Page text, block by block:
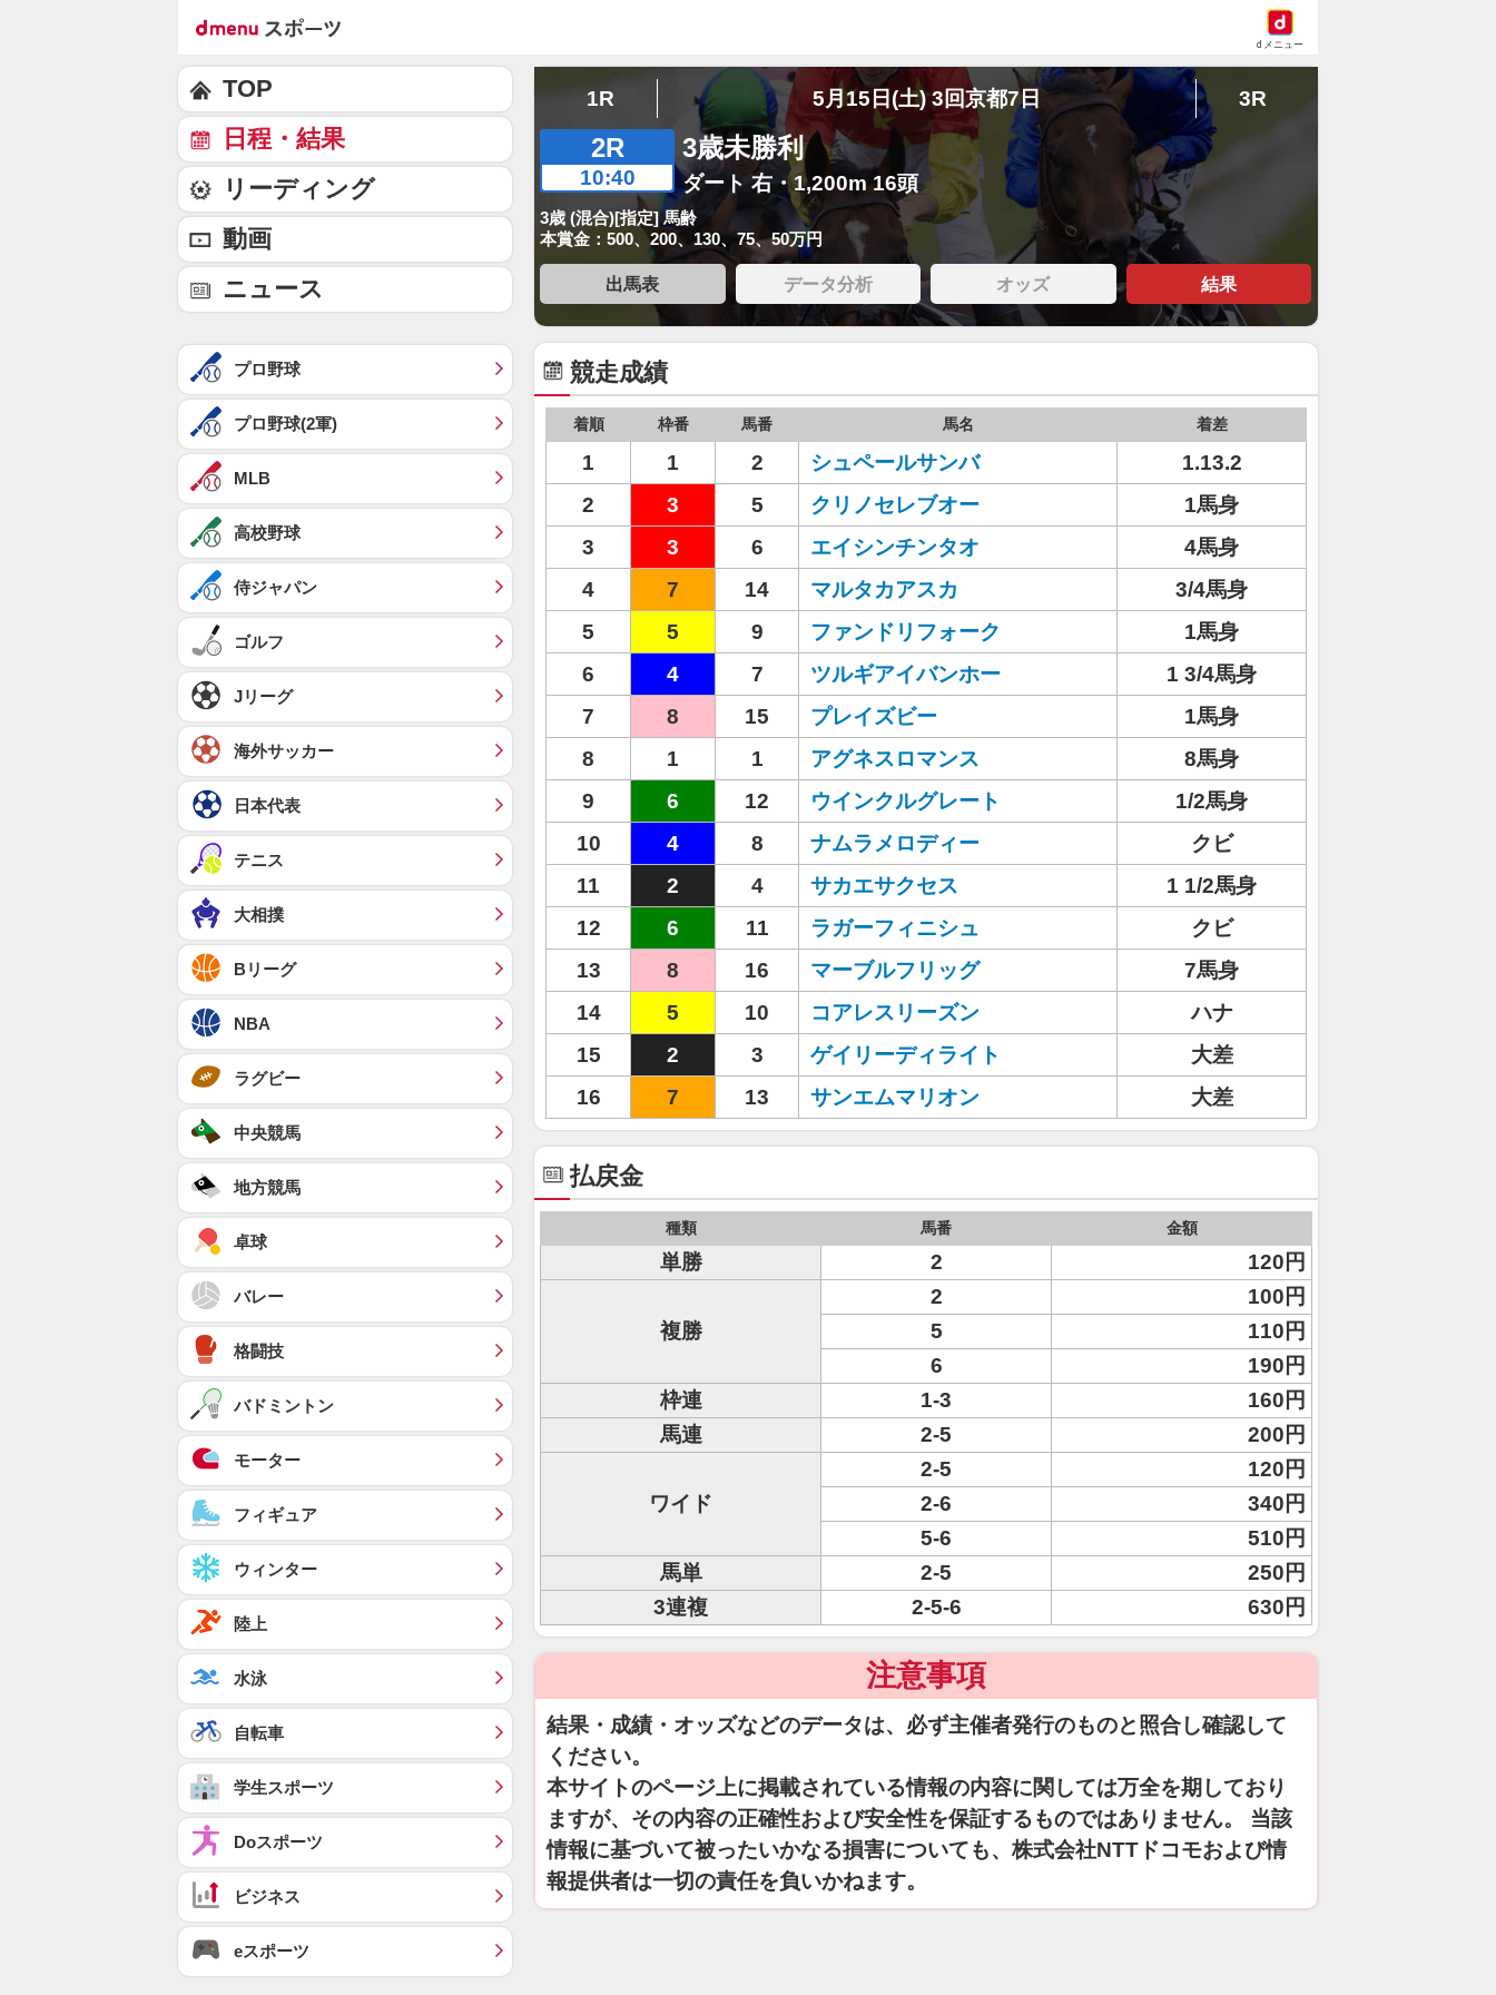
dメニュー
1R 5月15日(土) 3回京都7日 3R
2R
10:40
3歳未勝利
ダート 右・1,200m 16頭
3歳 (混合)[指定] 馬齢
本賞金：500、200、130、75、50万円
出馬表 データ分析 オッズ 結果
競走成績
着順 枠番 馬番 馬名 着差
1 1 2 シュペールサンバ
1.13.2
2
3 5 クリノセレブオー
1馬身
3
3 6 エイシンチンタオ
4馬身
4
7 14 マルタカアスカ
3/4馬身
5
5 9 ファンドリフォーク
1馬身
6
4 7 ツルギアイバンホー
1 3/4馬身
7
8 15 プレイズビー
1馬身
8
1 1 アグネスロマンス
8馬身
9
6 12 ウインクルグレート
1/2馬身
10
4 8 ナムラメロディー
クビ
11
2 4 サカエサクセス
1 1/2馬身
12
6 11 ラガーフィニシュ
クビ
13
8 16 マーブルフリッグ
7馬身
14
5 10 コアレスリーズン
ハナ
15
2 3 ゲイリーディライト
大差
16
7 13 サンエムマリオン 大差
払戻金
種類 馬番 金額
単勝 2 120円
複勝
2
100円
5
110円
6
190円
枠連
1-3
160円
馬連
2-5 200円
ワイド
2-5
120円
2-6
340円
5-6
510円
馬単
2-5
250円
3連複
2-5-6 630円
注意事項
結果・成績・オッズなどのデータは、必ず主催者発行のものと照合し確認して
ください。
本サイトのページ上に掲載されている情報の内容に関しては万全を期しており
ますが、その内容の正確性および安全性を保証するものではありません。 当該
情報に基づいて被ったいかなる損害についても、株式会社NTTドコモおよび情
報提供者は一切の責任を負いかねます。
TOP
日程・結果
リーディング
動画
ニュース
プロ野球
プロ野球(2軍)
MLB
高校野球
侍ジャパン
ゴルフ
Jリーグ
海外サッカー
日本代表
テニス
大相撲
Bリーグ
NBA
ラグビー
中央競馬
地方競馬
卓球
バレー
格闘技
バドミントン
モーター
フィギュア
ウィンター
陸上
水泳
自転車
学生スポーツ
Doスポーツ
ビジネス
eスポーツ